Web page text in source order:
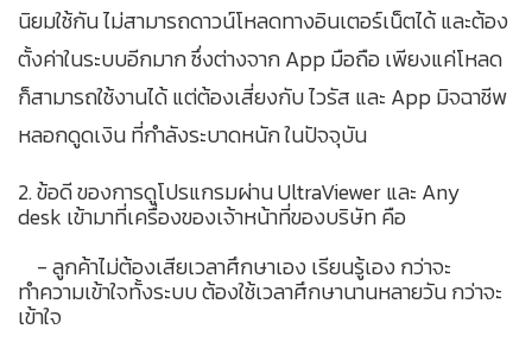
นิยมใช้กัน ไม่สามารถดาวน์โหลดทางอินเตอร์เน็ตได้ และต้อง
ตั้งค่าในระบบอีกมาก ซึ่งต่างจาก App มือถือ เพียงแค่โหลด
ก็สามารถใช้งานได้ แต่ต้องเสี่ยงกับ ไวรัส และ App มิจฉาชีพ
หลอกดูดเงิน ที่กำลังระบาดหนัก ในปัจจุบัน
2. ข้อดี ของการดูโปรแกรมผ่าน UltraViewer และ Any
desk เข้ามาที่เครื่องของเจ้าหน้าที่ของบริษัท คือ
- ลูกค้าไม่ต้องเสียเวลาศึกษาเอง เรียนรู้เอง กว่าจะ
ทำความเข้าใจทั้งระบบ ต้องใช้เวลาศึกษานานหลายวัน กว่าจะ
เข้าใจ